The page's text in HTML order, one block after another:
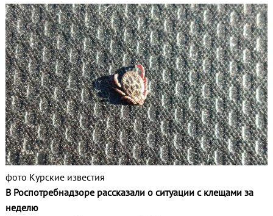
фото Курские известия
В Роспотребнадзоре рассказали о ситуации с клещами за
неделю